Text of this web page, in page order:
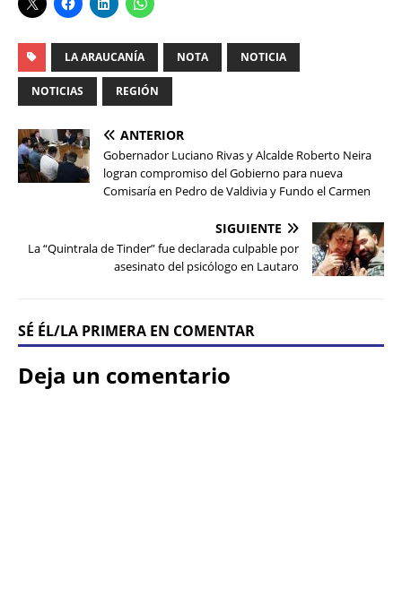
LA ARAUCANÍA NOTA NOTICIA
NOTICIAS REGIÓN
ANTERIOR
Gobernador Luciano Rivas y Alcalde Roberto Neira
logran compromiso del Gobierno para nueva
Comisaría en Pedro de Valdivia y Fundo el Carmen
SIGUIENTE
La “Quintrala de Tinder” fue declarada culpable por
asesinato del psicólogo en Lautaro
SÉ ÉL/LA PRIMERA EN COMENTAR
Deja un comentario